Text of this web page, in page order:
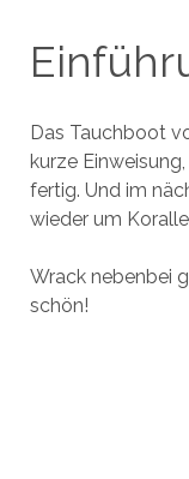
Das Tauchboot
kurze
fertig. Und im
wieder um
Wrack nebenbei
schön!